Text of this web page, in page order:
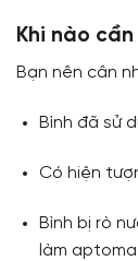
Khi nào
Bạn nên cân
Bình đã sử
Có hiện
Bình bị rò
làm